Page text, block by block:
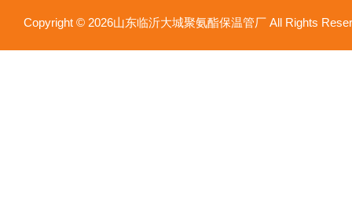
Copyright © 2026山东临沂大城聚氨酯保温管厂 All Rights